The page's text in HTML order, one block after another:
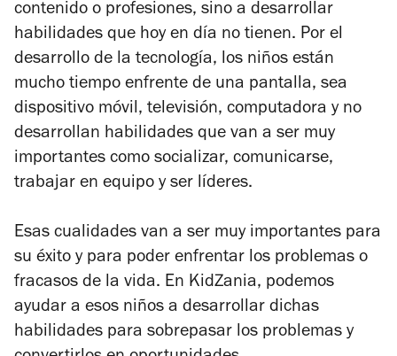
contenido o profesiones, sino a desarrollar
habilidades que hoy en día no tienen. Por el
desarrollo de la tecnología, los niños están
mucho tiempo enfrente de una pantalla, sea
dispositivo móvil, televisión, computadora y no
desarrollan habilidades que van a ser muy
importantes como socializar, comunicarse,
trabajar en equipo y ser líderes.
Esas cualidades van a ser muy importantes para
su éxito y para poder enfrentar los problemas o
fracasos de la vida. En KidZania, podemos
ayudar a esos niños a desarrollar dichas
habilidades para sobrepasar los problemas y